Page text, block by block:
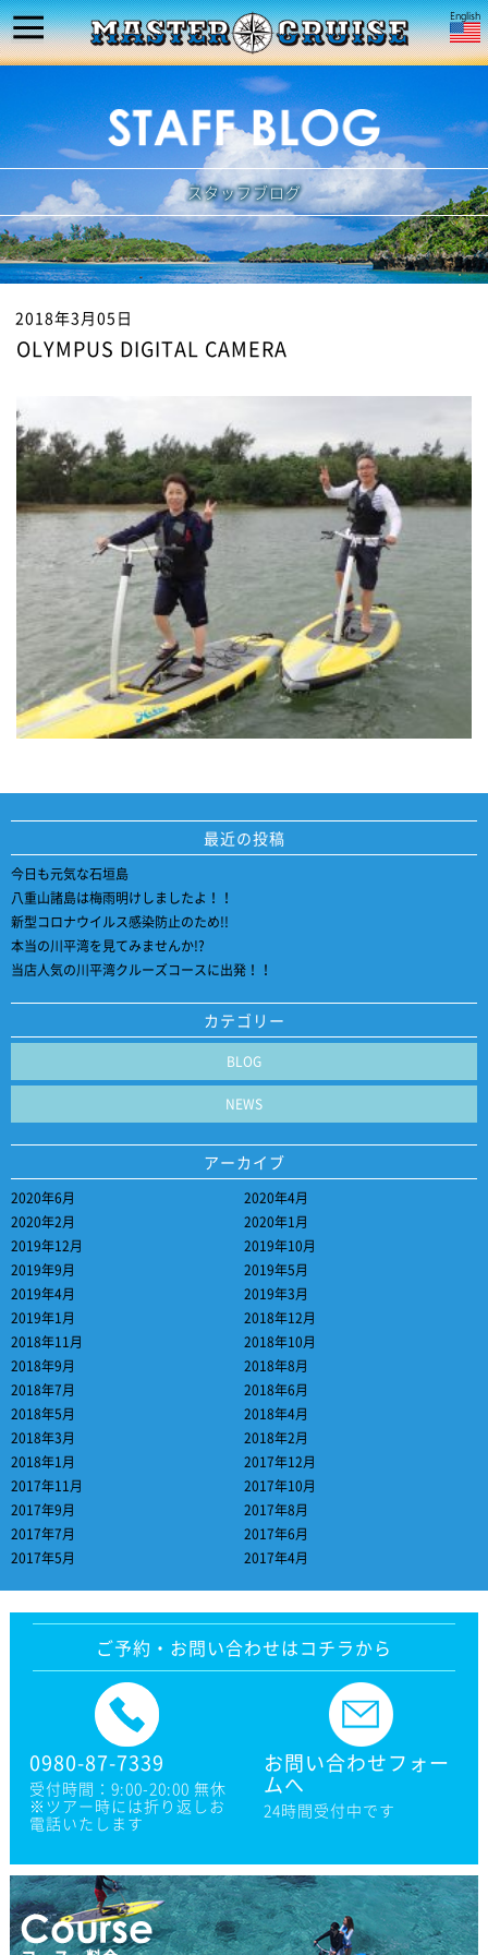
スタッフブログ
2018年3月05日
OLYMPUS DIGITAL CAMERA
最近の投稿
今日も元気な石垣島
八重山諸島は梅雨明けしましたよ！！
新型コロナウイルス感染防止のため!!
本当の川平湾を見てみませんか!?
当店人気の川平湾クルーズコースに出発！！
カテゴリー
BLOG
NEWS
アーカイブ
2020年6月
2020年4月
2020年2月
2020年1月
2019年12月
2019年10月
2019年9月
2019年5月
2019年4月
2019年3月
2019年1月
2018年12月
2018年11月
2018年10月
2018年9月
2018年8月
2018年7月
2018年6月
2018年5月
2018年4月
2018年3月
2018年2月
2018年1月
2017年12月
2017年11月
2017年10月
2017年9月
2017年8月
2017年7月
2017年6月
2017年5月
2017年4月
ご予約・お問い合わせはコチラから
0980-87-7339
受付時間：9:00-20:00 無休
※ツアー時には折り返しお
電話いたします
お問い合わせフォー
ムへ
24時間受付中です